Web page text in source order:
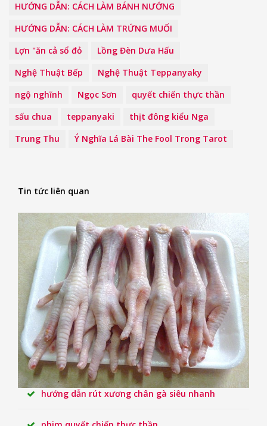
HƯỚNG DẪN: CÁCH LÀM BÁNH NƯỚNG
HƯỚNG DẪN: CÁCH LÀM TRỨNG MUỐI
Lợn "ăn cả sổ đỏ
Lồng Đèn Dưa Hấu
Nghệ Thuật Bếp
Nghệ Thuật Teppanyaky
ngộ nghĩnh
Ngọc Sơn
quyết chiến thực thần
sấu chua
teppanyaki
thịt đông kiểu Nga
Trung Thu
Ý Nghĩa Lá Bài The Fool Trong Tarot
Tin tức liên quan
hướng dẫn rút xương chân gà siêu nhanh